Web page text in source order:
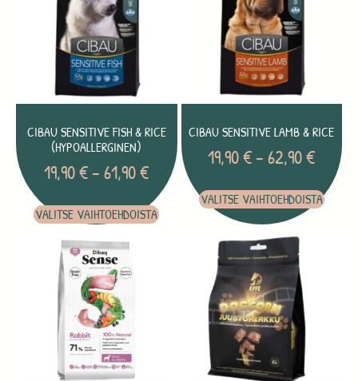
CIBAU SENSITIVE FISH & RICE
(HYPOALLERGINEN)
19,90€– 61,90€
VALITSE VAIHTOEHDOISTA
CIBAU SENSITIVE LAMB & RICE
19,90€– 62,90€
VALITSE VAIHTOEHDOISTA